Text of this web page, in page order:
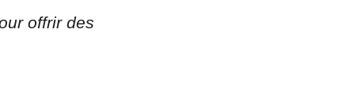
offrir des